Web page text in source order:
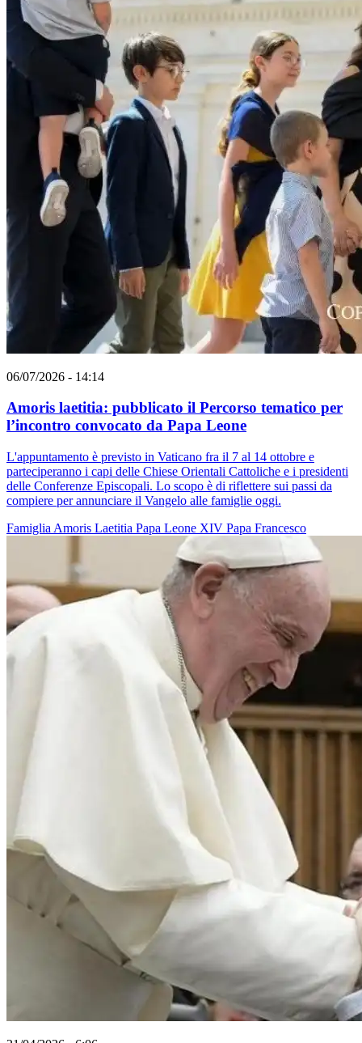
06/07/2026 - 14:14
Amoris laetitia: pubblicato il Percorso tematico per
l’incontro convocato da Papa Leone
L'appuntamento è previsto in Vaticano fra il 7 al 14 ottobre e
parteciperanno i capi delle Chiese Orientali Cattoliche e i presidenti
delle Conferenze Episcopali. Lo scopo è di riflettere sui passi da
compiere per annunciare il Vangelo alle famiglie oggi.
Famiglia Amoris Laetitia Papa Leone XIV Papa Francesco